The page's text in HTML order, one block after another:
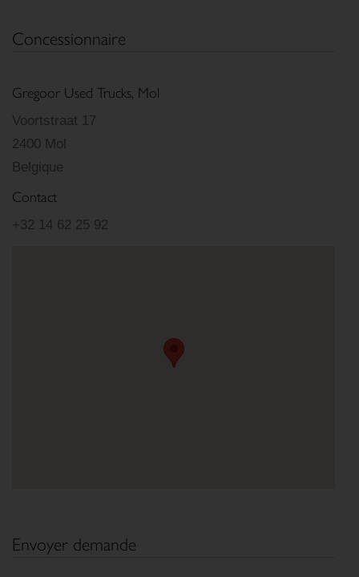
Concessionnaire
Gregoor Used Trucks, Mol
Voortstraat 17
2400 Mol
Belgique
Contact
+32 14 62 25 92
Envoyer demande